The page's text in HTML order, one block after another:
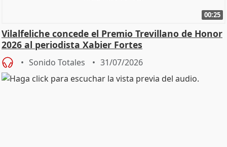
00:25
Vilalfeliche concede el Premio Trevillano de Honor
2026 al periodista Xabier Fortes
Sonido Totales 31/07/2026